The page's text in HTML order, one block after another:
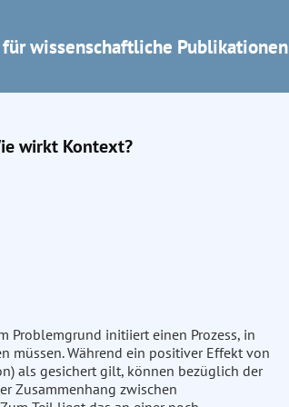
für wissenschaftliche Publikationen
wirkt Kontext?
Problemgrund initiiert einen Prozess, in
müssen. Während ein positiver Effekt von
als gesichert gilt, können bezüglich der
Zusammenhang zwischen